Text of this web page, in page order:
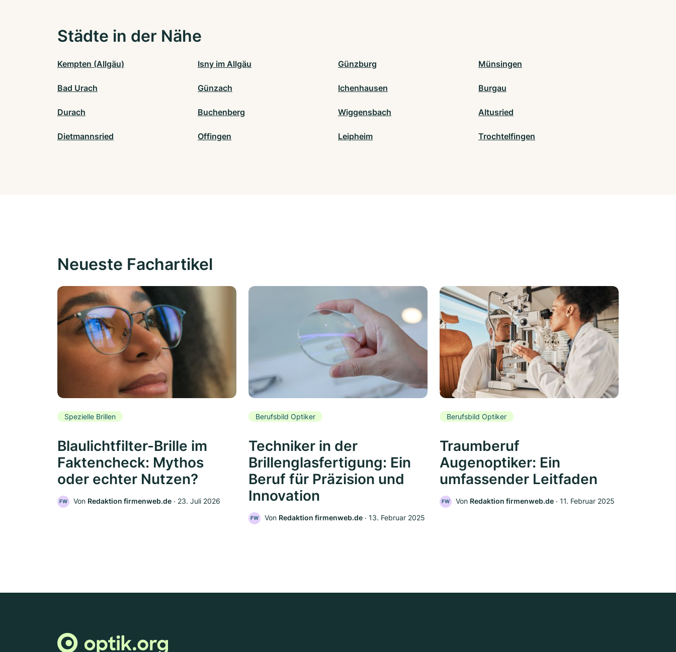
Städte in der Nähe
Kempten (Allgäu) Isny im Allgäu Günzburg Münsingen
Bad Urach Günzach Ichenhausen Burgau
Durach Buchenberg Wiggensbach Altusried
Dietmannsried Offingen Leipheim Trochtelfingen
Neueste Fachartikel
Spezielle Brillen
Blaulichtfilter-Brille im
Faktencheck: Mythos
oder echter Nutzen?
FW Von Redaktion firmenweb.de ‧ 23. Juli 2026
Berufsbild Optiker
Techniker in der
Brillenglasfertigung: Ein
Beruf für Präzision und
Innovation
FW Von Redaktion firmenweb.de ‧ 13. Februar 2025
Berufsbild Optiker
Traumberuf
Augenoptiker: Ein
umfassender Leitfaden
FW Von Redaktion firmenweb.de ‧ 11. Februar 2025